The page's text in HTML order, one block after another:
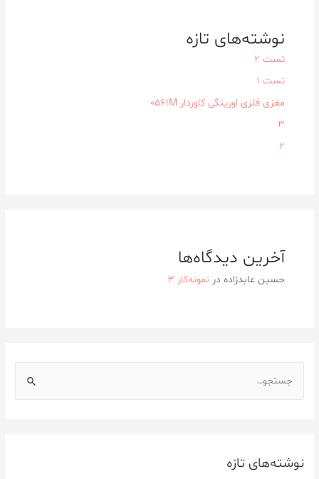
نوشته‌های تازه
تست 2
تست 1
مغزی فلزی اورینگی کاوردار ۰۵۶۱M
3
2
آخرین دیدگاه‌ها
حسین عابدزاده در نمونه‌کار ۳
نوشته‌های تازه